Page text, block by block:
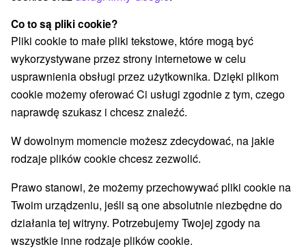
Margaréta Koklesová 25. 09. 2019
Treść artykułu:
Szlaki piesze i przyrodnicze z dziećmi
Atrakcje i rozrywka
Co to są pliki cookie?
Pliki cookie to małe pliki tekstowe, które mogą być
wykorzystywane przez strony internetowe w celu
usprawnienia obsługi przez użytkownika. Dzięki plikom
cookie możemy oferować Ci usługi zgodnie z tym, czego
naprawdę szukasz i chcesz znaleźć.
W dowolnym momencie możesz zdecydować, na jakie
rodzaje plików cookie chcesz zezwolić.
Prawo stanowi, że możemy przechowywać pliki cookie na
Twoim urządzeniu, jeśli są one absolutnie niezbędne do
działania tej witryny. Potrzebujemy Twojej zgody na
wszystkie inne rodzaje plików cookie.